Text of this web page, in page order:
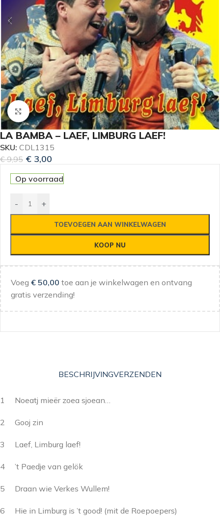
Klik om te vergroten
LA BAMBA – LAEF, LIMBURG LAEF!
SKU: CDL1315
€9,95 € 3,00
Op voorraad
- +
TOEVOEGEN AAN WINKELWAGEN
KOOP NU
Voeg € 50,00 toe aan je winkelwagen en ontvang
gratis verzending!
BESCHRIJVINGVERZENDEN
1 Noeatj mieër zoea sjoean…
2 Gooj zin
3 Laef, Limburg laef!
4 ’t Paedje van gelök
5 Draan wie Verkes Wullem!
6 Hie in Limburg is ’t good! (mit de Roepoepers)